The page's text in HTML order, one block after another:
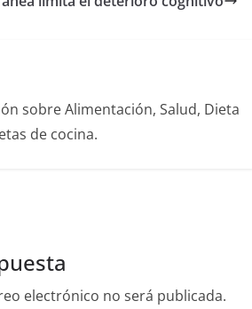
sobre Alimentación, Salud, Dieta
de cocina.
electrónico no será publicada.